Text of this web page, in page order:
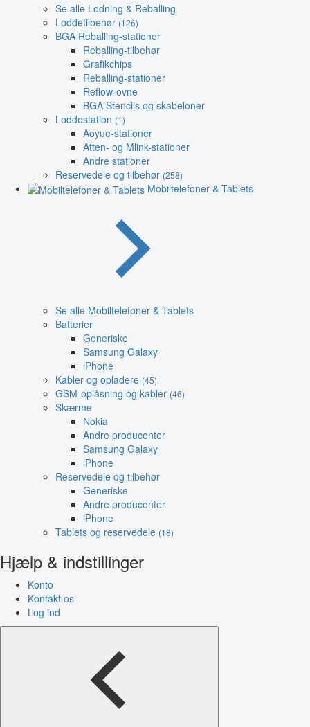
Se alle Lodning & Reballing
Loddetilbehør (126)
BGA Reballing-stationer
Reballing-tilbehør
Grafikchips
Reballing-stationer
Reflow-ovne
BGA Stencils og skabeloner
Loddestation (1)
Aoyue-stationer
Atten- og Mlink-stationer
Andre stationer
Reservedele og tilbehør (258)
Mobiltelefoner & Tablets
Se alle Mobiltelefoner & Tablets
Batterier
Generiske
Samsung Galaxy
iPhone
Kabler og opladere (45)
GSM-oplåsning og kabler (46)
Skærme
Nokia
Andre producenter
Samsung Galaxy
iPhone
Reservedele og tilbehør
Generiske
Andre producenter
iPhone
Tablets og reservedele (18)
Hjælp & indstillinger
Konto
Kontakt os
Log ind